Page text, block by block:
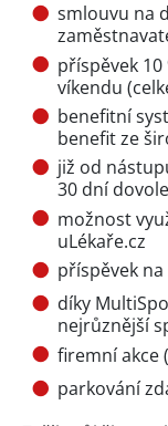
smlouvu na
příspěvek
víkendu
benefitní
benefit ze
již od
30 dní
možnost
uLékaře.cz
příspěvek
díky
nejrůznější
firemní akce
parkování